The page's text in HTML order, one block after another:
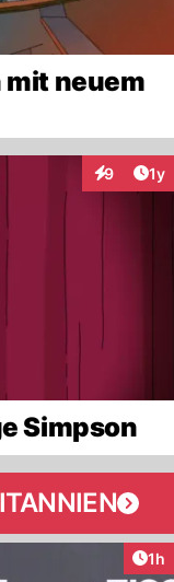
mit neuem
9 1y
Simpson
1h